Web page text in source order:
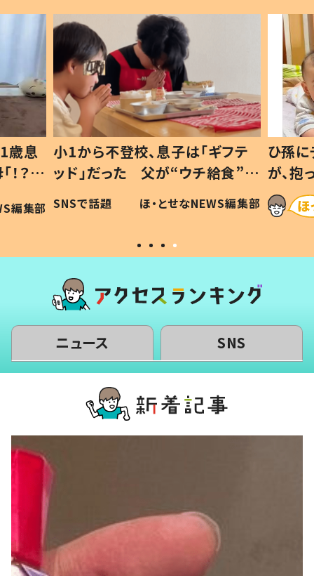
歳息
？」
編集部
小1から不登校、息子は「ギフテ
ッド」だった 父が“ウチ給食”を
作り続ける理由とは #令和の親
#令和の子
SNSで話題 ほ・とせなNEWS編集部
ひ孫
が、
「涙が
い」
ニュース SNS